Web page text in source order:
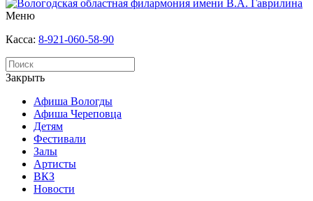
Меню
Касса: 8-921-060-58-90
Закрыть
Афиша Вологды
Афиша Череповца
Детям
Фестивали
Залы
Артисты
ВКЗ
Новости